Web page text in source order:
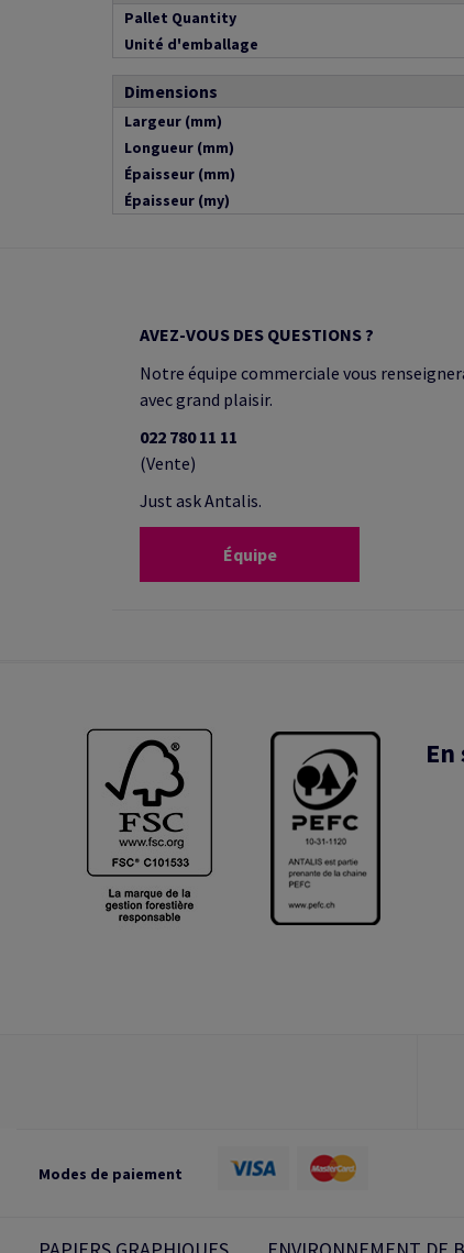
Pallet Quantity
Unité d'emballage
Dimensions
Largeur (mm)
Longueur (mm)
Épaisseur (mm)
Épaisseur (my)
AVEZ-VOUS DES QUESTIONS ?
Notre équipe commerciale vous
avec grand plaisir.
022 780 11 11
(Vente)
Just ask Antalis.
Équipe
Modes de paiement